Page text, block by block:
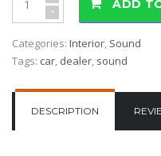
- ADD
Categories: Interior, Sound
Tags: car, dealer, sound
DESCRIPTION